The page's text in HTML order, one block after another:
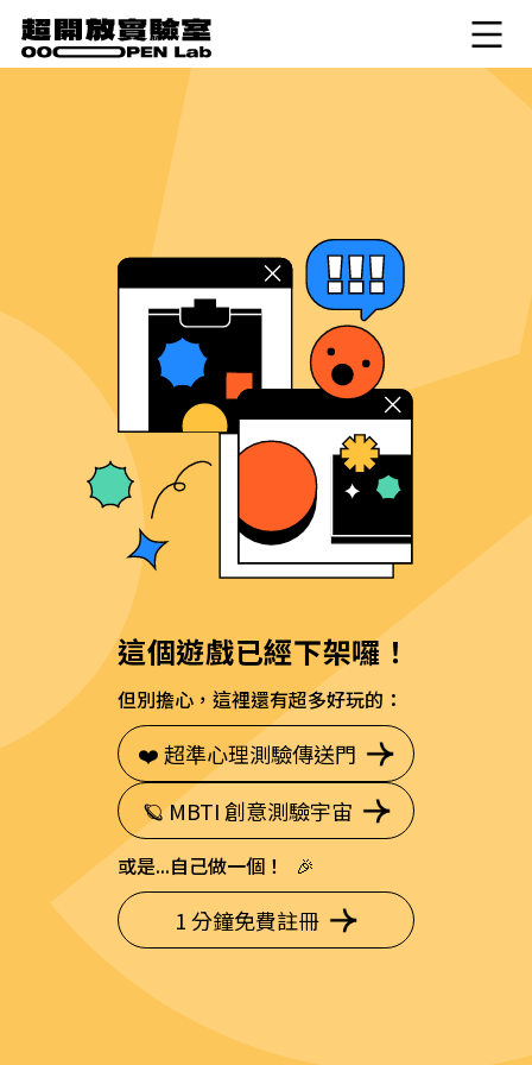
這個遊戲已經下架囉！
但別擔心，這裡還有超多好玩的：
❤️ 超準心理測驗傳送門
🪐 MBTI 創意測驗宇宙
或是...自己做一個！ 🎉
1 分鐘免費註冊